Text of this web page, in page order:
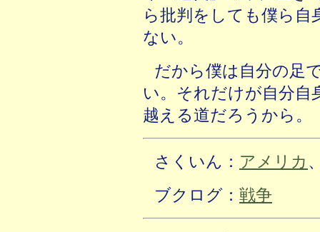
ら批判をしても僕ら自
ない。
だから僕は自分の足
い。それだけが自分自
越える道だろうから。
さくいん： アメリカ
ブクログ： 戦争